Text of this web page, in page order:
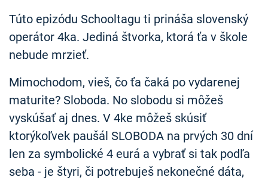
Túto epizódu Schooltagu ti prináša slovenský
operátor 4ka. Jediná štvorka, ktorá ťa v škole
nebude mrzieť.
Mimochodom, vieš, čo ťa čaká po vydarenej
maturite? Sloboda. No slobodu si môžeš
vyskúšať aj dnes. V 4ke môžeš skúsiť
ktorýkoľvek paušál SLOBODA na prvých 30 dní
len za symbolické 4 eurá a vybrať si tak podľa
seba - je štyri, či potrebuješ nekonečné dáta,